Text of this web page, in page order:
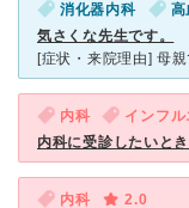
消化器内科 高
気さくな先生です。
内科 インフ
内科に受診したいと
内科
2.0